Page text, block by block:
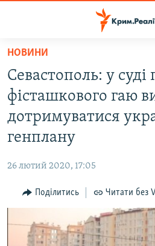
Перейти
основного
матеріалу
Перейти
до
основної
Перейти
пошуку
ВОДА.КРИМ
ВІДЕО ТА ФОТО
ІНТЕРВ'Ю
СПЕЦПРОЕКТИ
НОВИНИ
Севастополь: у суді
фісташкового гаю
дотримуватися
генплану
26 лютий 2020, 17:05
Поділитись Читати без